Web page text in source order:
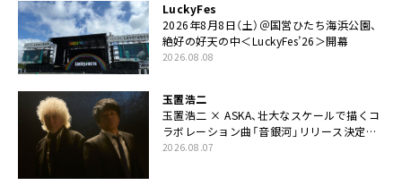
LuckyFes
2026年8月8日（土）＠国営ひたち海浜公園、
絶好の好天の中＜LuckyFes’26＞開幕
2026.08.08
玉置浩二
玉置浩二 × ASKA、壮大なスケールで描くコ
ラボレーション曲「音銀河」リリース決定。
カップリングには新曲「命の宿り」収録も
2026.08.07